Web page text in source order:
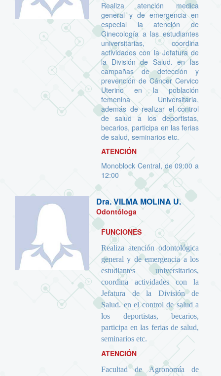
Realiza atención medica
general y de emergencia en
especial la atención de
Ginecología a las estudiantes
universitarias, coordina
actividades con la Jefatura de
la División de Salud. en las
campañas de detección y
prevención de Cáncer Cervico
Uterino en la población
femenina Universitaria,
además de realizar el control
de salud a los deportistas,
becarios, participa en las ferias
de salud, seminarios etc.
ATENCIÓN
Monoblock Central, de 09:00 a
12:00
Dra.VILMA MOLINA U.
Odontóloga
FUNCIONES
Realiza atención odontológica
general y de emergencia a los
estudiantes universitarios,
coordina actividades con la
Jefatura de la División de
Salud. en el control de salud a
los deportistas, becarios,
participa en las ferias de salud,
seminarios etc.
ATENCIÓN
Facultad de Agronomía de